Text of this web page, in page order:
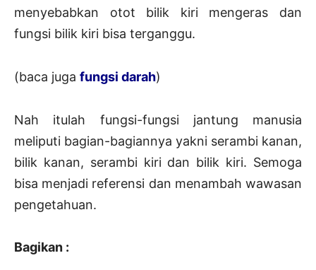
menyebabkan otot bilik kiri mengeras dan
fungsi bilik kiri bisa terganggu.
(baca juga fungsi darah)
Nah itulah fungsi-fungsi jantung manusia
meliputi bagian-bagiannya yakni serambi kanan,
bilik kanan, serambi kiri dan bilik kiri. Semoga
bisa menjadi referensi dan menambah wawasan
pengetahuan.
Bagikan :